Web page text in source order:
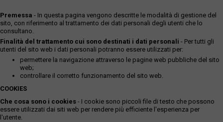
Premessa - In questa pagina vengono descritte le modalità di gestione del
sito, con riferimento al trattamento dei dati personali degli utenti che lo
consultano.
Finalità del trattamento cui sono destinati i dati personali - Per tutti gli
utenti del sito web i dati personali potranno essere utilizzati per:
permettere la navigazione attraverso le pagine web pubbliche del sito
web;
controllare il corretto funzionamento del sito web.
COOKIES
Che cosa sono i cookies - I cookie sono piccoli file di testo che possono
essere utilizzati dai siti web per rendere più efficiente l'esperienza per
l'utente.